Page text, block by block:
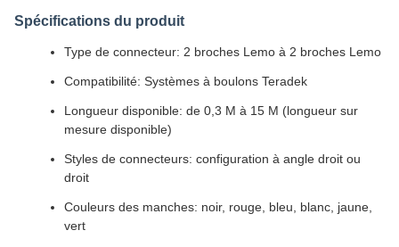
Spécifications du produit
Type de connecteur: 2 broches Lemo à 2 broches Lemo
Compatibilité: Systèmes à boulons Teradek
Longueur disponible: de 0,3 M à 15 M (longueur sur
mesure disponible)
Styles de connecteurs: configuration à angle droit ou
droit
Couleurs des manches: noir, rouge, bleu, blanc, jaune,
vert